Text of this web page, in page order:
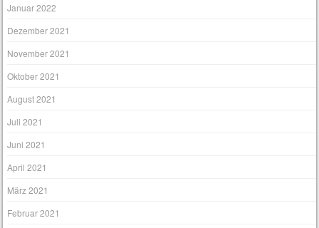
Januar 2022
Dezember 2021
November 2021
Oktober 2021
August 2021
Juli 2021
Juni 2021
April 2021
März 2021
Februar 2021